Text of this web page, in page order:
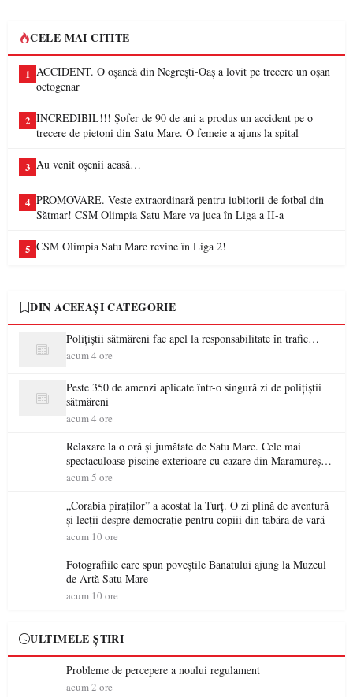
CELE MAI CITITE
1 ACCIDENT. O oșancă din Negrești-Oaș a lovit pe trecere un oșan
octogenar
2 INCREDIBIL!!! Șofer de 90 de ani a produs un accident pe o
trecere de pietoni din Satu Mare. O femeie a ajuns la spital
3 Au venit oșenii acasă…
4 PROMOVARE. Veste extraordinară pentru iubitorii de fotbal din
Sătmar! CSM Olimpia Satu Mare va juca în Liga a II-a
5 CSM Olimpia Satu Mare revine în Liga 2!
DIN ACEEAȘI CATEGORIE
Polițiștii sătmăreni fac apel la responsabilitate în trafic…
acum 4 ore
Peste 350 de amenzi aplicate într-o singură zi de polițiștii
sătmăreni
acum 4 ore
Relaxare la o oră și jumătate de Satu Mare. Cele mai
spectaculoase piscine exterioare cu cazare din Maramureș,
ideale pentru o escapadă de vară
acum 5 ore
„Corabia piraților” a acostat la Turț. O zi plină de aventură
și lecții despre democrație pentru copiii din tabăra de vară
acum 10 ore
Fotografiile care spun poveștile Banatului ajung la Muzeul
de Artă Satu Mare
acum 10 ore
ULTIMELE ȘTIRI
Probleme de percepere a noului regulament
acum 2 ore